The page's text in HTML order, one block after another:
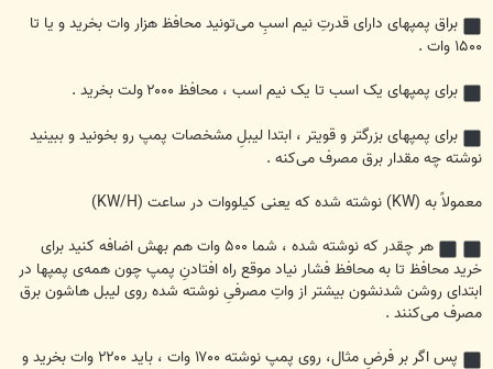
براق پمپهای دارای قدرتِ نیم اسبِ می‌تونید محافظ هزار وات بخرید و یا تا
۱۵۰۰ وات .
برای پمپهای یک اسب تا یک نیم اسب ، محافظ ۲۰۰۰ ولت بخرید .
برای پمپهای بزرگتر و قویتر ، ابتدا لیبلِ مشخصات پمپ رو بخونید و ببینید
نوشته چه مقدار برق مصرف می‌کنه .
معمولاً به (KW) نوشته شده که یعنی کیلووات در ساعت (KW/H)
هر چقدر که نوشته شده ، شما ۵۰۰ وات هم بهش اضافه کنید برای
خرید محافظ تا به محافظ فشار نیاد موقع راه افتادنِ پمپ چون همه‌ی پمپها در
ابتدای روشن شدنشون بیشتر از واتِ مصرفیِ نوشته شده روی لیبل هاشون برق
مصرف می‌کنند .
پس اگر بر فرضِ مثال، روی پمپ نوشته ۱۷۰۰ وات ، باید ۲۲۰۰ وات بخرید و